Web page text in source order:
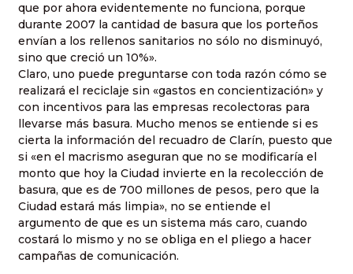
que por ahora evidentemente no funciona, porque
durante 2007 la cantidad de basura que los porteños
envían a los rellenos sanitarios no sólo no disminuyó,
sino que creció un 10%».
Claro, uno puede preguntarse con toda razón cómo se
realizará el reciclaje sin «gastos en concientización» y
con incentivos para las empresas recolectoras para
llevarse más basura. Mucho menos se entiende si es
cierta la información del recuadro de Clarín, puesto que
si «en el macrismo aseguran que no se modificaría el
monto que hoy la Ciudad invierte en la recolección de
basura, que es de 700 millones de pesos, pero que la
Ciudad estará más limpia», no se entiende el
argumento de que es un sistema más caro, cuando
costará lo mismo y no se obliga en el pliego a hacer
campañas de comunicación.